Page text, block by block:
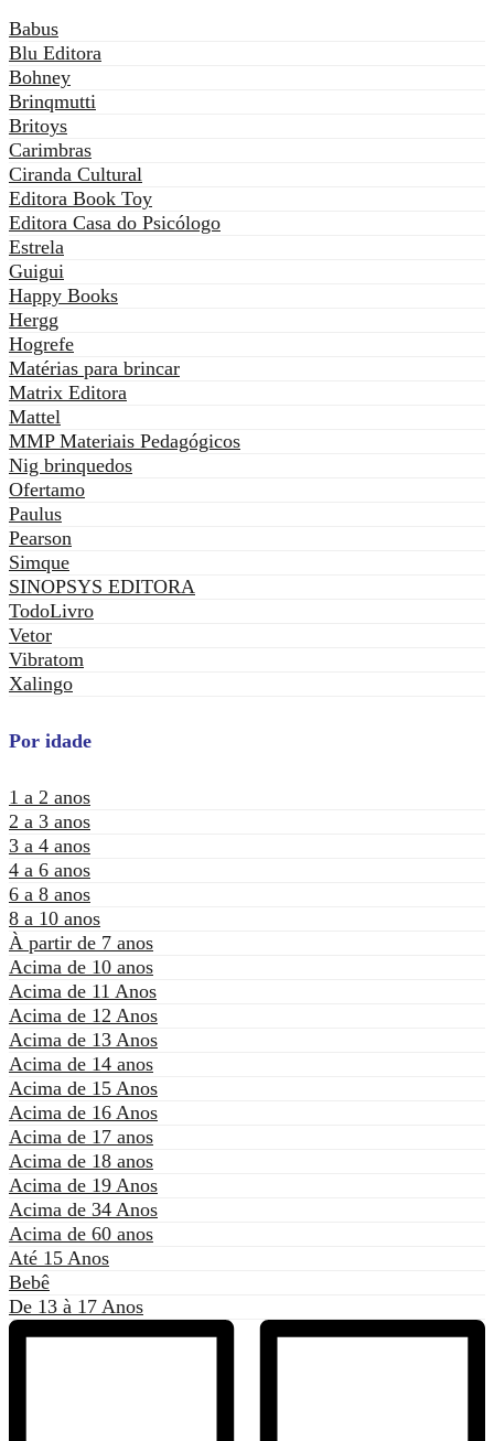
Babus
Blu Editora
Bohney
Brinqmutti
Britoys
Carimbras
Ciranda Cultural
Editora Book Toy
Editora Casa do Psicólogo
Estrela
Guigui
Happy Books
Hergg
Hogrefe
Matérias para brincar
Matrix Editora
Mattel
MMP Materiais Pedagógicos
Nig brinquedos
Ofertamo
Paulus
Pearson
Simque
SINOPSYS EDITORA
TodoLivro
Vetor
Vibratom
Xalingo
Por idade
1 a 2 anos
2 a 3 anos
3 a 4 anos
4 a 6 anos
6 a 8 anos
8 a 10 anos
À partir de 7 anos
Acima de 10 anos
Acima de 11 Anos
Acima de 12 Anos
Acima de 13 Anos
Acima de 14 anos
Acima de 15 Anos
Acima de 16 Anos
Acima de 17 anos
Acima de 18 anos
Acima de 19 Anos
Acima de 34 Anos
Acima de 60 anos
Até 15 Anos
Bebê
De 13 à 17 Anos